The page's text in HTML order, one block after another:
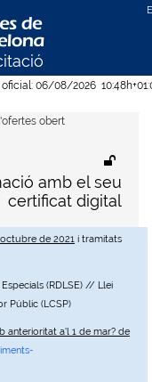
06/08/2026 10:48h
de 2021 i tramitats
(RDLSE) // Llei
Públic (LCSP)
anterioritat a'l 1 de mar? de
amb el seu
certificat digital
obert